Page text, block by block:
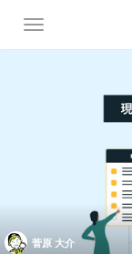
菅原 大介